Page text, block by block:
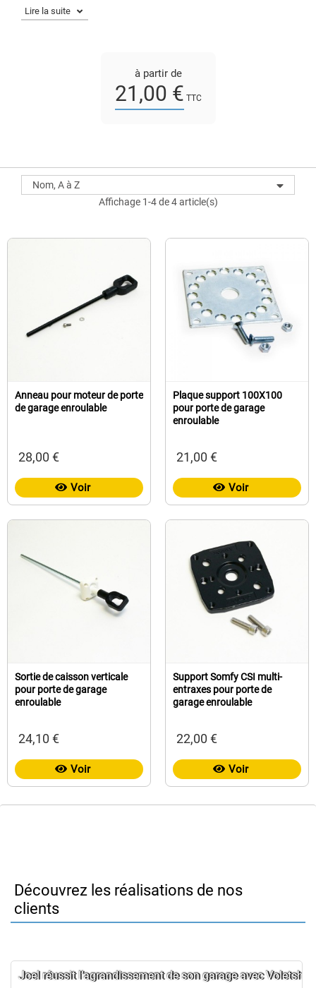
à partir de
21,00 € TTC
Nom, A à Z
Affichage 1-4 de 4 article(s)
Anneau pour moteur de porte
de garage enroulable
28,00 €
Voir
Plaque support 100X100
pour porte de garage
enroulable
21,00 €
Voir
Sortie de caisson verticale
pour porte de garage
enroulable
24,10 €
Voir
Support Somfy CSI multi-
entraxes pour porte de
garage enroulable
22,00 €
Voir
Découvrez les réalisations de nos
clients
Joel réussit l’agrandissement de son garage avec Voletshop